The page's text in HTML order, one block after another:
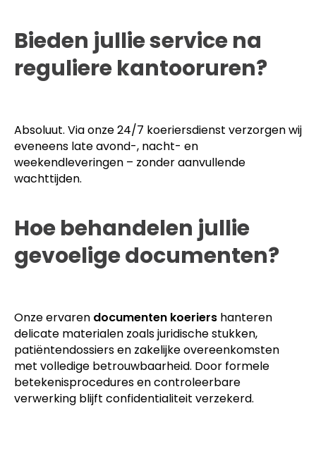
Bieden jullie service na
reguliere kantooruren?
Absoluut. Via onze 24/7 koeriersdienst verzorgen wij
eveneens late avond-, nacht- en
weekendleveringen – zonder aanvullende
wachttijden.
Hoe behandelen jullie
gevoelige documenten?
Onze ervaren documenten koeriers hanteren
delicate materialen zoals juridische stukken,
patiëntendossiers en zakelijke overeenkomsten
met volledige betrouwbaarheid. Door formele
betekenisprocedures en controleerbare
verwerking blijft confidentialiteit verzekerd.